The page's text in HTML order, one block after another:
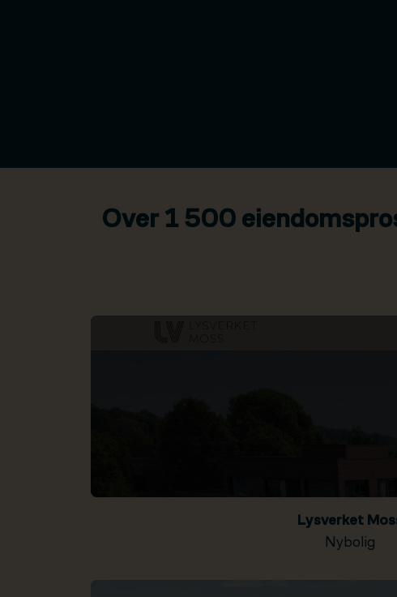
Over 1 500
Lysverket
Nybolig